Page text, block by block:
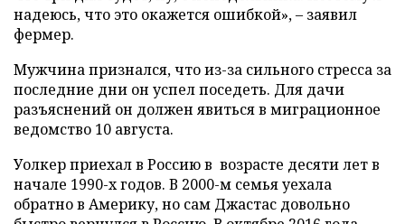
надеюсь, что это окажется ошибкой», – заявил
фермер.
Мужчина признался, что из-за сильного стресса за
последние дни он успел поседеть. Для дачи
разъяснений он должен явиться в миграционное
ведомство 10 августа.
Уолкер приехал в Россию в возрасте десяти лет в
начале 1990-х годов. В 2000-м семья уехала
обратно в Америку, но сам Джастас довольно